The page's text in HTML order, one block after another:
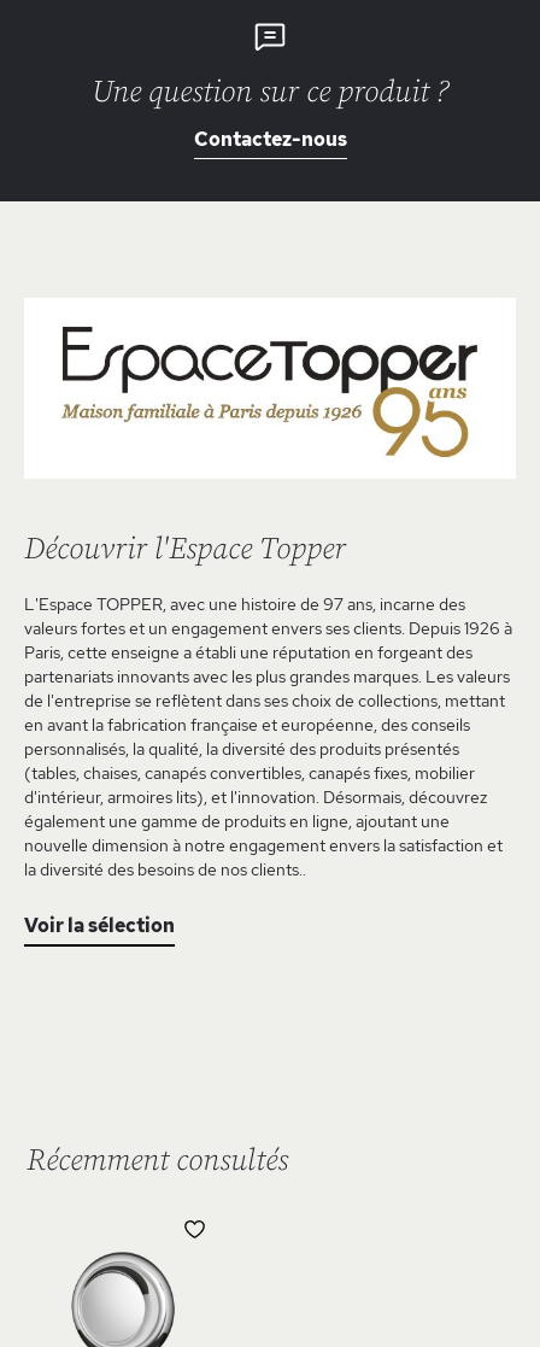
Une question sur ce produit ?
Contactez-nous
Découvrir l'Espace Topper
L'Espace TOPPER, avec une histoire de 97 ans, incarne des
valeurs fortes et un engagement envers ses clients. Depuis 1926 à
Paris, cette enseigne a établi une réputation en forgeant des
partenariats innovants avec les plus grandes marques. Les valeurs
de l'entreprise se reflètent dans ses choix de collections, mettant
en avant la fabrication française et européenne, des conseils
personnalisés, la qualité, la diversité des produits présentés
(tables, chaises, canapés convertibles, canapés fixes, mobilier
d'intérieur, armoires lits), et l'innovation. Désormais, découvrez
également une gamme de produits en ligne, ajoutant une
nouvelle dimension à notre engagement envers la satisfaction et
la diversité des besoins de nos clients..
Voir la sélection
Récemment consultés